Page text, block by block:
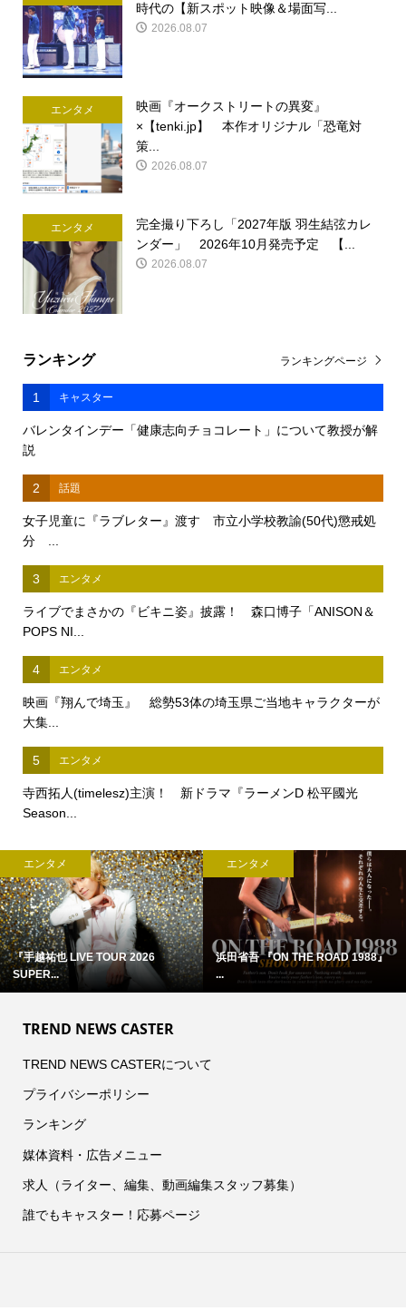
時代の【新スポット映像＆場面写...
2026.08.07
エンタメ
映画『オークストリートの異変』
×【tenki.jp】 本作オリジナル「恐竜対
策...
2026.08.07
エンタメ
完全撮り下ろし「2027年版 羽生結弦カレ
ンダー」 2026年10月発売予定 【...
2026.08.07
ランキング
1 キャスター
バレンタインデー「健康志向チョコレート」について教授が解
説
2 話題
女子児童に『ラブレター』渡す 市立小学校教諭(50代)懲戒処
分 ...
3 エンタメ
ライブでまさかの『ビキニ姿』披露！ 森口博子「ANISON＆
POPS NI...
4 エンタメ
映画『翔んで埼玉』 総勢53体の埼玉県ご当地キャラクターが
大集...
5 エンタメ
寺西拓人(timelesz)主演！ 新ドラマ『ラーメンD 松平國光
Season...
ランキングページ
エンタメ
『手越祐也 LIVE TOUR 2026
SUPER...
エンタメ
浜田省吾 『ON THE ROAD 1988』
...
TREND NEWS CASTER
TREND NEWS CASTERについて
プライバシーポリシー
ランキング
媒体資料・広告メニュー
求人（ライター、編集、動画編集スタッフ募集）
誰でもキャスター！応募ページ